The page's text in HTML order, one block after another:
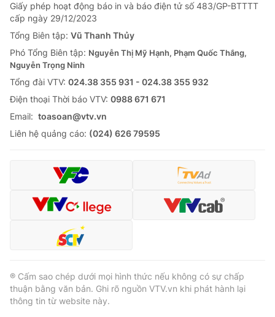
Giấy phép hoạt động báo in và báo điện tử số 483/GP-BTTTT
cấp ngày 29/12/2023
Tổng Biên tập: Vũ Thanh Thủy
Phó Tổng Biên tập: Nguyễn Thị Mỹ Hạnh, Phạm Quốc Thắng,
Nguyễn Trọng Ninh
Tổng đài VTV: 024.38 355 931 - 024.38 355 932
Ðiện thoại Thời báo VTV: 0988 671 671
Email: toasoan@vtv.vn
Liên hệ quảng cáo: (024) 626 79595
® Cấm sao chép dưới mọi hình thức nếu không có sự chấp
thuận bằng văn bản. Ghi rõ nguồn VTV.vn khi phát hành lại
thông tin từ website này.